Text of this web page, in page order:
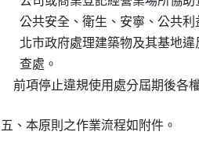
公共安全、衛生、安寧、公
北市政府處理建築物及其基地
      查處。
前項停止違規使用處分屆期後
五、本原則之作業流程如附件。